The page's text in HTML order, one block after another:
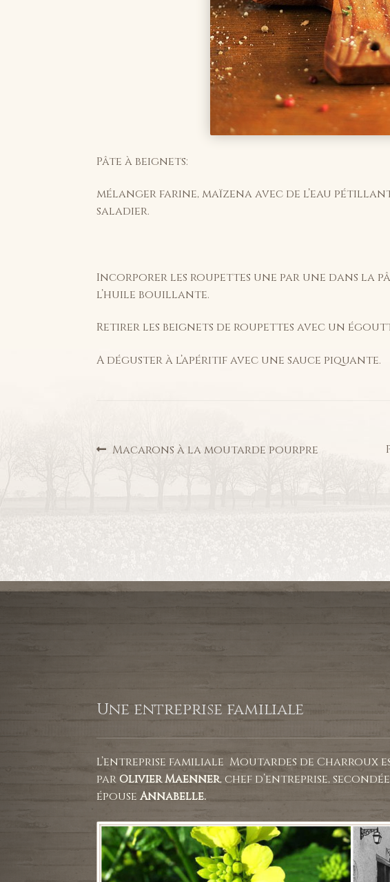
Pâte à beignets:
mélanger farine, maïzena avec de l’eau
saladier.
Incorporer les roupettes une par une dans la
l’huile bouillante.
Retirer les beignets de roupettes avec un
A déguster à l’apéritif avec une sauce piquante.
Navigation
de
l’article
Article
Macarons à la moutarde pourpre
Une entreprise familiale
L’entreprise familiale Moutardes de Charroux
par Olivier Maenner, chef d’entreprise,
épouseAnnabelle.